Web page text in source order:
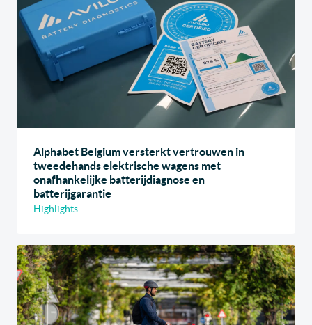
Alphabet Belgium versterkt vertrouwen in
tweedehands elektrische wagens met
onafhankelijke batterijdiagnose en
batterijgarantie
Highlights